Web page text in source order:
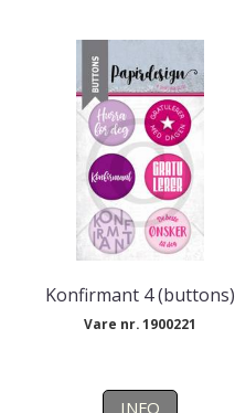
Konfirmant 4 (buttons)
Vare nr. 1900221
INFO